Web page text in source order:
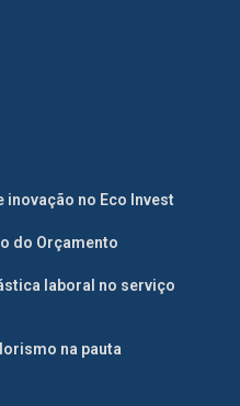
inovação no Eco Invest
do Orçamento
laboral no serviço
na pauta